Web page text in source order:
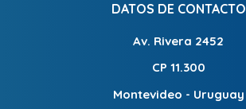
DATOS DE CONTACTO
Av. Rivera 2452
CP 11.300
Montevideo - Uruguay